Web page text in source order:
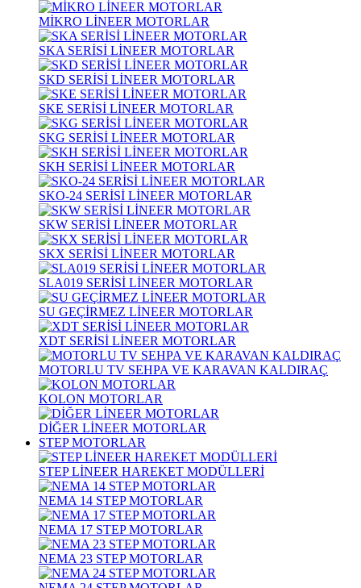
MİKRO LİNEER MOTORLAR
SKA SERİSİ LİNEER MOTORLAR
SKD SERİSİ LİNEER MOTORLAR
SKE SERİSİ LİNEER MOTORLAR
SKG SERİSİ LİNEER MOTORLAR
SKH SERİSİ LİNEER MOTORLAR
SKO-24 SERİSİ LİNEER MOTORLAR
SKW SERİSİ LİNEER MOTORLAR
SKX SERİSİ LİNEER MOTORLAR
SLA019 SERİSİ LİNEER MOTORLAR
SU GEÇİRMEZ LİNEER MOTORLAR
XDT SERİSİ LİNEER MOTORLAR
MOTORLU TV SEHPA VE KARAVAN KALDIRAÇ
KOLON MOTORLAR
DİĞER LİNEER MOTORLAR
STEP MOTORLAR
STEP LİNEER HAREKET MODÜLLERİ
NEMA 14 STEP MOTORLAR
NEMA 17 STEP MOTORLAR
NEMA 23 STEP MOTORLAR